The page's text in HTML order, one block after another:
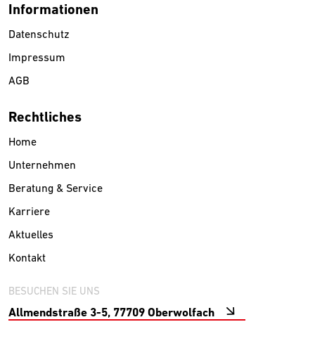
Informationen
Datenschutz
Impressum
AGB
Rechtliches
Home
Unternehmen
Beratung & Service
Karriere
Aktuelles
Kontakt
BESUCHEN SIE UNS
Allmendstraße 3-5, 77709 Oberwolfach